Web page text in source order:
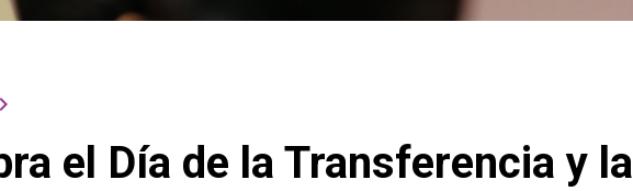
keyboard_arrow_right
el Día de la Transferencia y la